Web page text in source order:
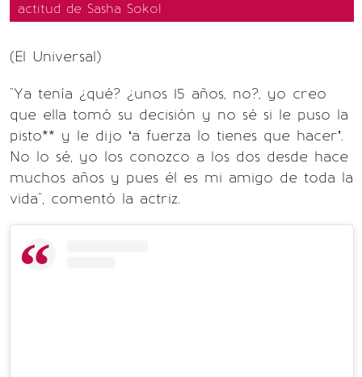
actitud de Sasha Sokol
(El Universal)
"Ya tenía ¿qué? ¿unos 15 años, no?, yo creo
que ella tomó su decisión y no sé si le puso la
pisto** y le dijo ‘a fuerza lo tienes que hacer’.
No lo sé, yo los conozco a los dos desde hace
muchos años y pues él es mi amigo de toda la
vida", comentó la actriz.